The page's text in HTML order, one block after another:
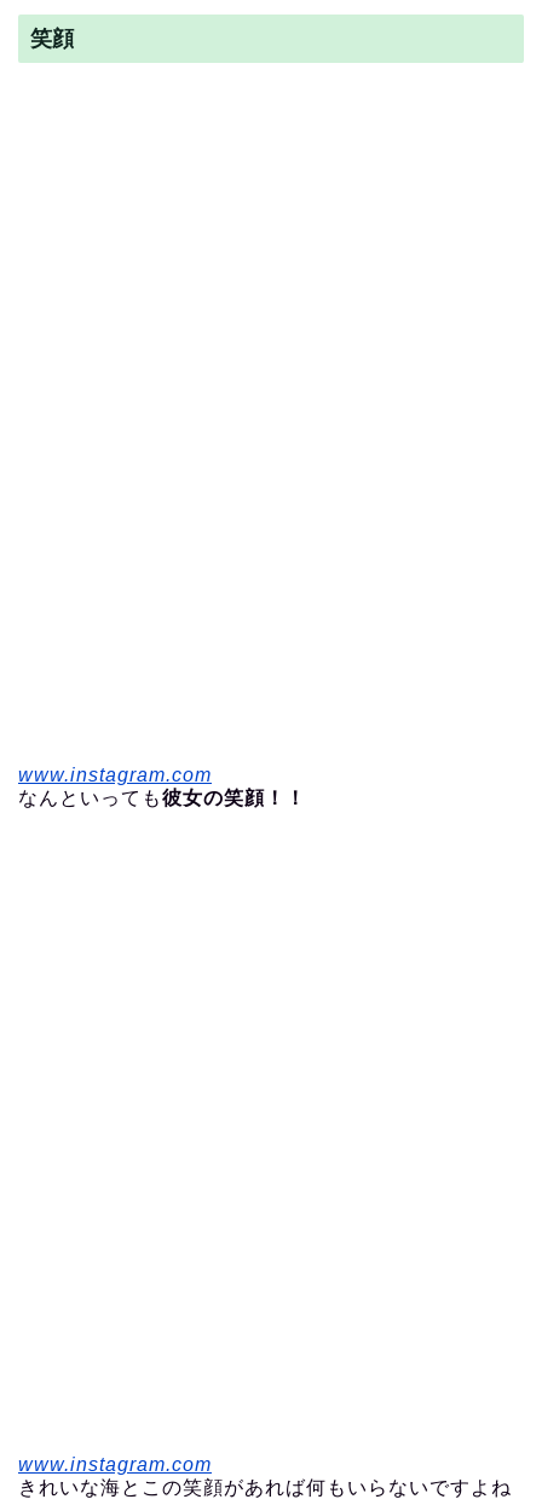
笑顔
www.instagram.com
なんといっても彼女の笑顔！！
www.instagram.com
きれいな海とこの笑顔があれば何もいらないですよね